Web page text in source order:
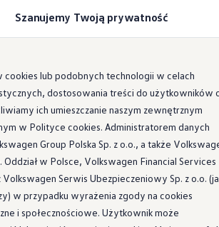
ręki
i elektromobilność
elektryczne
hybrydowe
modele i auta koncepcyjne
GTX Xtreme
GTX “Xcite”
ID. Polo GTI
i zasięg
samochodu elektrycznego w domu
samochodu elektrycznego w trasie
Information
- pomorskie
Szanujemy Twoją prywatność
cookies lub podobnych technologii w celach
dostosowania treści do użytkowników
ich umieszczanie naszym zewnętrznym
w Polityce cookies. Administratorem danych
Group Polska Sp. z o.o., a także
Oddział w Polsce, Volkswagen Financial Services
Volkswagen Serwis Ubezpieczeniowy Sp. z o.o.
w przypadku wyrażenia zgody na cookies
i społecznościowe. Użytkownik może